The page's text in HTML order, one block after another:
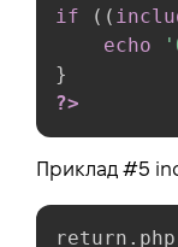
if
( (
echo
}
?>
Приклад #5